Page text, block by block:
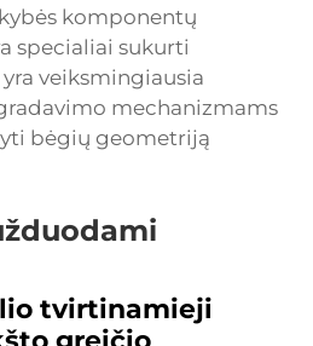
komponentų
specialiai sukurti
veiksmingiausia
mechanizmams
bėgių geometriją
tvirtinamieji